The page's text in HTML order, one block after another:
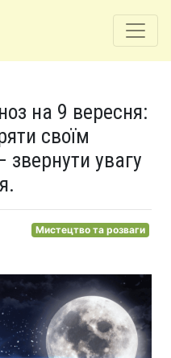
на 9 вересня:
своїм
увагу
Мистецтво та розваги